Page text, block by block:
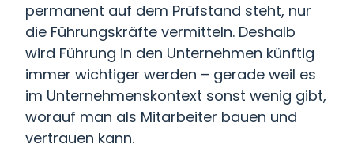
permanent auf dem Prüfstand steht, nur
die Führungskräfte vermitteln. Deshalb
wird Führung in den Unternehmen künftig
immer wichtiger werden – gerade weil es
im Unternehmenskontext sonst wenig gibt,
worauf man als Mitarbeiter bauen und
vertrauen kann.